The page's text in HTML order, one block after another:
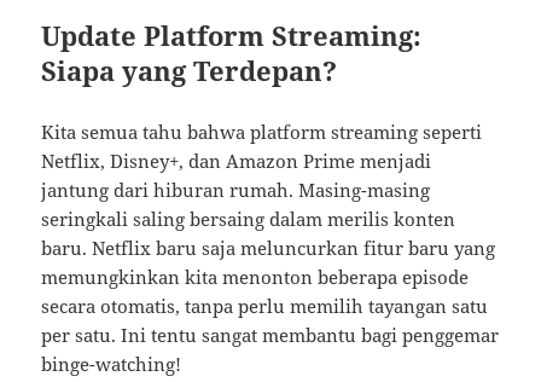
Update Platform Streaming:
Siapa yang Terdepan?
Kita semua tahu bahwa platform streaming seperti
Netflix, Disney+, dan Amazon Prime menjadi
jantung dari hiburan rumah. Masing-masing
seringkali saling bersaing dalam merilis konten
baru. Netflix baru saja meluncurkan fitur baru yang
memungkinkan kita menonton beberapa episode
secara otomatis, tanpa perlu memilih tayangan satu
per satu. Ini tentu sangat membantu bagi penggemar
binge-watching!